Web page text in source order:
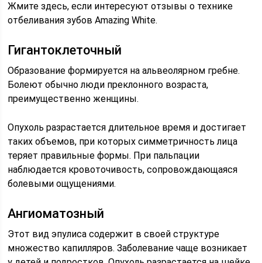
Жмите здесь, если интересуют отзывы о технике
отбеливания зубов Amazing White.
Гигантоклеточный
Образование формируется на альвеолярном гребне.
Болеют обычно люди преклонного возраста,
преимущественно женщины.
Опухоль разрастается длительное время и достигает
таких объемов, при которых симметричность лица
теряет правильные формы. При пальпации
наблюдается кровоточивость, сопровождающаяся
болевыми ощущениями.
Ангиоматозный
Этот вид эпулиса содержит в своей структуре
множество капилляров. Заболевание чаще возникает